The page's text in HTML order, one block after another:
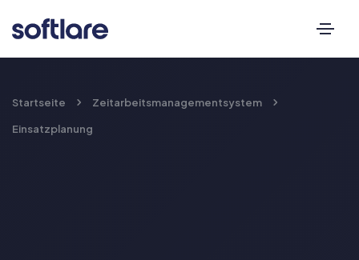
Startseite Zeitarbeitsmanagementsystem
Einsatzplanung